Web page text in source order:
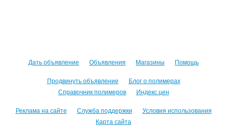
Дать объявление Объявления Магазины Помощь
Продвинуть объявление
Блог о полимерах
Справочник полимеров
Индекс цен
Реклама на сайте Служба поддержки
Условия использования
Карта сайта